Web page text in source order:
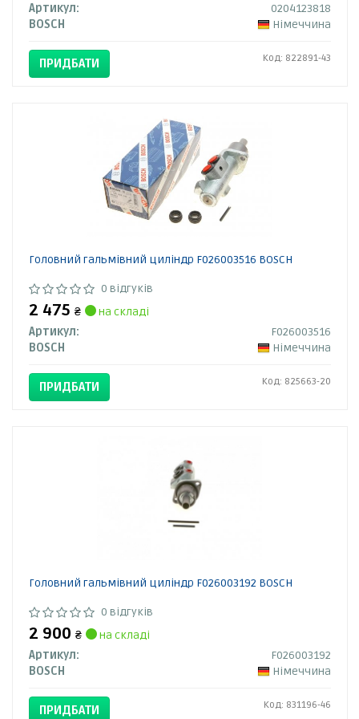
Артикул:
0204123818
BOSCH
Німеччина
ПРИДБАТИ Код: 822891-43
Головний гальмівний циліндр F026003516 BOSCH
0 відгуків
2 475 ₴
на складі
Артикул:
F026003516
BOSCH
Німеччина
ПРИДБАТИ Код: 825663-20
Головний гальмівний циліндр F026003192 BOSCH
0 відгуків
2 900 ₴
на складі
Артикул:
F026003192
BOSCH
Німеччина
ПРИДБАТИ Код: 831196-46